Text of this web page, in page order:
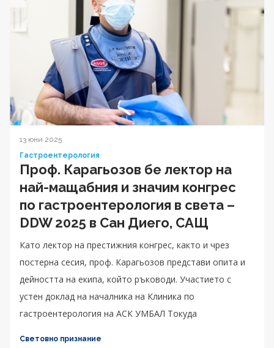
13 юни 2025
Гастроентерология
Проф. Карагьозов бе лектор на
най-мащабния и значим конгрес
по гастроентерология в света –
DDW 2025 в Сан Диего, САЩ
Като лектор на престижния конгрес, както и чрез
постерна сесия, проф. Карагьозов представи опита и
дейността на екипа, който ръководи. Участието с
устен доклад на началника на Клиника по
гастроентерология на АСК УМБАЛ Токуда
Световно признание